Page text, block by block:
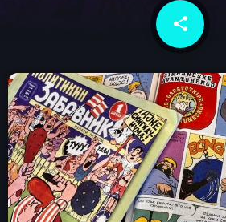
À Propos
TV Direct
Actualités
Blog Grid Sidebar
Contact
share
email